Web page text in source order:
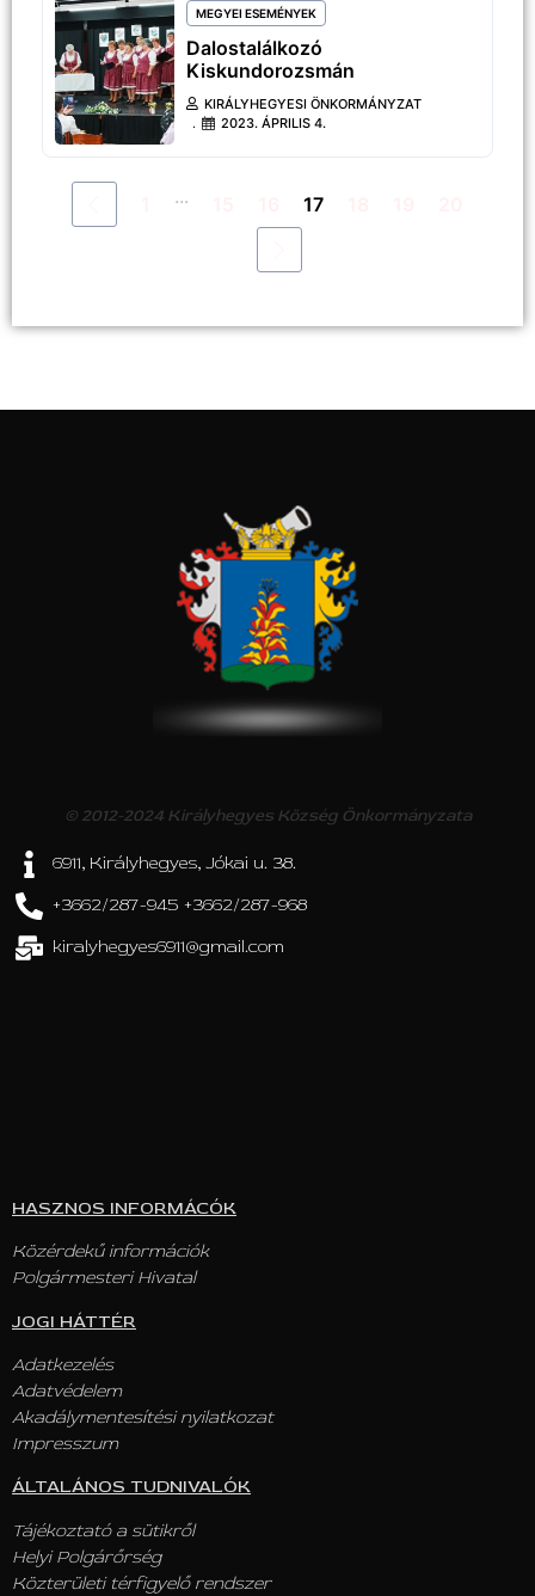
MEGYEI ESEMÉNYEK
Dalostalálkozó
Kiskundorozsmán
KIRÁLYHEGYESI ÖNKORMÁNYZAT
2023. ÁPRILIS 4.
... 17
© 2012-2024 Királyhegyes Község Önkormányzata
6911, Királyhegyes, Jókai u. 38.
+3662/287-945 +3662/287-968
kiralyhegyes6911@gmail.com
HASZNOS INFORMÁCÓK
Közérdekű információk
Polgármesteri Hivatal
JOGI HÁTTÉR
Adatkezelés
Adatvédelem
Akadálymentesítési nyilatkozat
Impresszum
ÁLTALÁNOS TUDNIVALÓK
Tájékoztató a sütikről
Helyi Polgárőrség
Közterületi térfigyelő rendszer